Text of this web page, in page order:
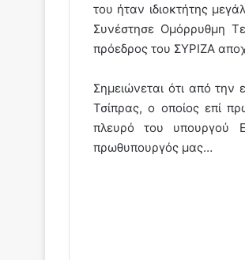
του ήταν ιδιοκτήτης
Συνέστησε Ομόρρυθμη
πρόεδρος του ΣΥΡΙΖΑ
Σημειώνεται ότι από
Τσίπρας, ο οποίος επί
πλευρό του υπουργού
πρωθυπουργός μας…